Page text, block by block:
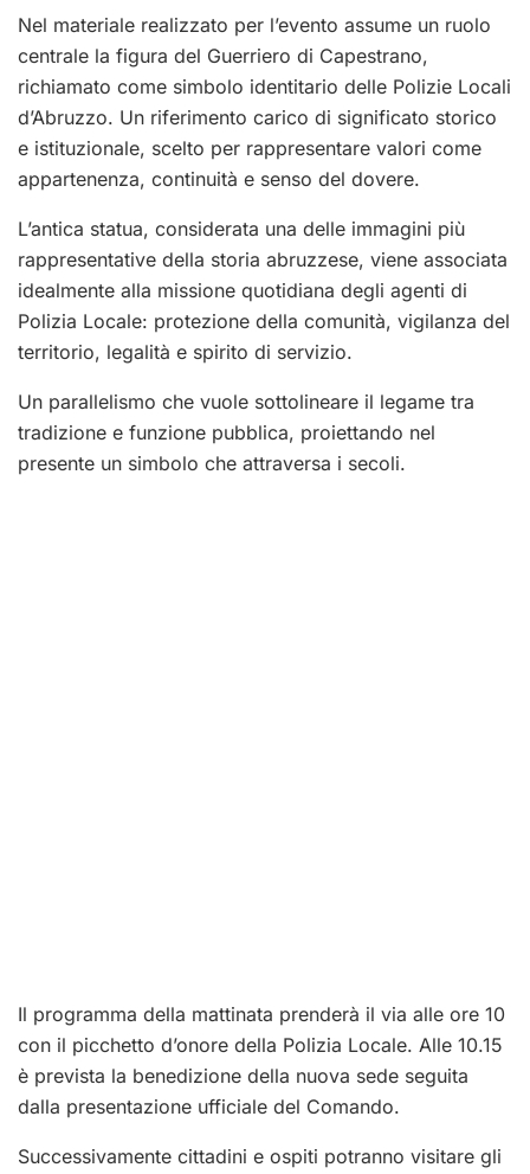
Nel materiale realizzato per l’evento assume un ruolo
centrale la figura del Guerriero di Capestrano,
richiamato come simbolo identitario delle Polizie Locali
d’Abruzzo. Un riferimento carico di significato storico
e istituzionale, scelto per rappresentare valori come
appartenenza, continuità e senso del dovere.
L’antica statua, considerata una delle immagini più
rappresentative della storia abruzzese, viene associata
idealmente alla missione quotidiana degli agenti di
Polizia Locale: protezione della comunità, vigilanza del
territorio, legalità e spirito di servizio.
Un parallelismo che vuole sottolineare il legame tra
tradizione e funzione pubblica, proiettando nel
presente un simbolo che attraversa i secoli.
Il programma della mattinata prenderà il via alle ore 10
con il picchetto d’onore della Polizia Locale. Alle 10.15
è prevista la benedizione della nuova sede seguita
dalla presentazione ufficiale del Comando.
Successivamente cittadini e ospiti potranno visitare gli